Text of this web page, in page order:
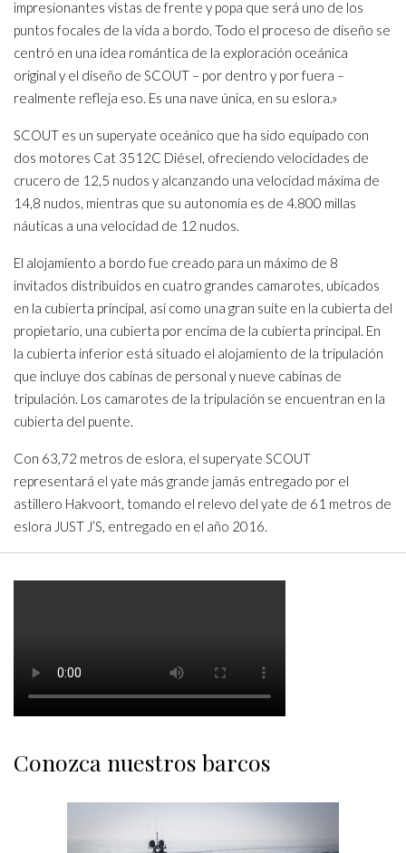
impresionantes vistas de frente y popa que será uno de los
puntos focales de la vida a bordo. Todo el proceso de diseño se
centró en una idea romántica de la exploración oceánica
original y el diseño de SCOUT – por dentro y por fuera –
realmente refleja eso. Es una nave única, en su eslora.»
SCOUT es un superyate oceánico que ha sido equipado con
dos motores Cat 3512C Diésel, ofreciendo velocidades de
crucero de 12,5 nudos y alcanzando una velocidad máxima de
14,8 nudos, mientras que su autonomía es de 4.800 millas
náuticas a una velocidad de 12 nudos.
El alojamiento a bordo fue creado para un máximo de 8
invitados distribuidos en cuatro grandes camarotes, ubicados
en la cubierta principal, así como una gran suite en la cubierta del
propietario, una cubierta por encima de la cubierta principal. En
la cubierta inferior está situado el alojamiento de la tripulación
que incluye dos cabinas de personal y nueve cabinas de
tripulación. Los camarotes de la tripulación se encuentran en la
cubierta del puente.
Con 63,72 metros de eslora, el superyate SCOUT
representará el yate más grande jamás entregado por el
astillero Hakvoort, tomando el relevo del yate de 61 metros de
eslora JUST J’S, entregado en el año 2016.
Conozca nuestros barcos